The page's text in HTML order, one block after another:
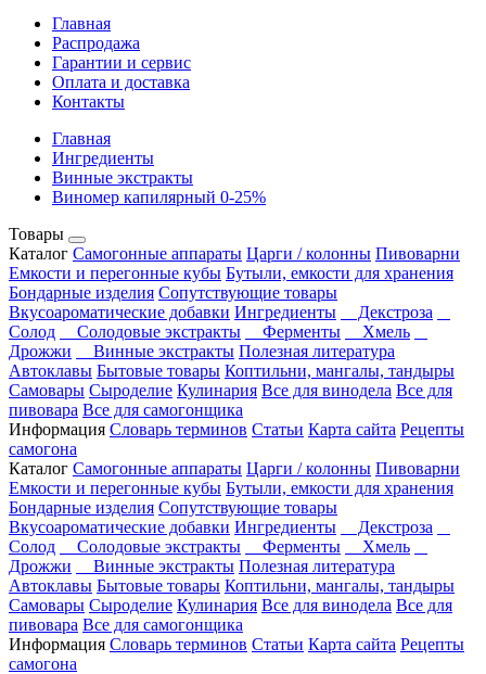
Главная
Распродажа
Гарантии и сервис
Оплата и доставка
Контакты
Главная
Ингредиенты
Винные экстракты
Виномер капилярный 0-25%
Товары
Каталог Самогонные аппараты Царги / колонны Пивоварни
Емкости и перегонные кубы Бутыли, емкости для хранения
Бондарные изделия Сопутствующие товары
Вкусоароматические добавки Ингредиенты
Декстроза
Солод
Солодовые экстракты Ферменты
Хмель
Дрожжи
Винные экстракты Полезная литература
Автоклавы Бытовые товары Коптильни, мангалы, тандыры
Самовары Сыроделие Кулинария Все для винодела Все для
пивовара Все для самогонщика
Информация Словарь терминов Статьи Карта сайта Рецепты
самогона
Каталог Самогонные аппараты Царги / колонны Пивоварни
Емкости и перегонные кубы Бутыли, емкости для хранения
Бондарные изделия Сопутствующие товары
Вкусоароматические добавки Ингредиенты
Декстроза
Солод
Солодовые экстракты Ферменты
Хмель
Дрожжи
Винные экстракты Полезная литература
Автоклавы Бытовые товары Коптильни, мангалы, тандыры
Самовары Сыроделие Кулинария Все для винодела Все для
пивовара Все для самогонщика
Информация Словарь терминов Статьи Карта сайта Рецепты
самогона